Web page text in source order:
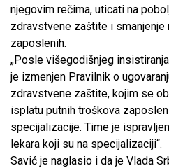
njegovim rečima, uticati na
zdravstvene zaštite i smanjenje
zaposlenih.
„Posle višegodišnjeg
je izmenjen Pravilnik o
zdravstvene zaštite, kojim se
isplatu putnih troškova
specijalizacije. Time je
lekara koji su na specijalizaciji“.
Savić je naglasio i da je Vlada